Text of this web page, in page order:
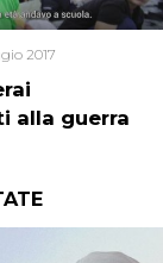
alla guerra
2017